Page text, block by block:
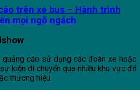
trên xe bus – Hành trình
mọi ngõ ngách
quảng cáo sử dụng các đoàn xe hoặc
kiện di chuyển qua nhiều khu vực để
thương hiệu.